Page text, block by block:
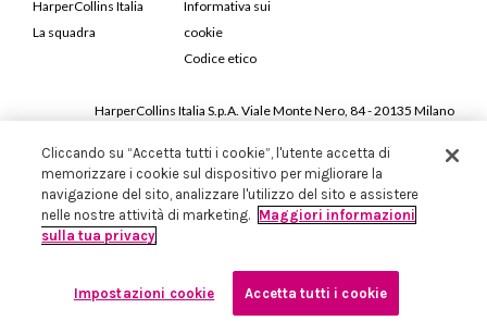
HarperCollins Italia
La squadra
Informativa sui
cookie
Codice etico
HarperCollins Italia S.p.A. Viale Monte Nero, 84 - 20135 Milano
Iscritta in Milano al Registro delle imprese nr.198004 e REA nr.1051898
Cliccando su “Accetta tutti i cookie”, l'utente accetta di
memorizzare i cookie sul dispositivo per migliorare la
navigazione del sito, analizzare l'utilizzo del sito e assistere
nelle nostre attività di marketing. Maggiori informazioni
sulla tua privacy
Impostazioni cookie Accetta tutti i cookie